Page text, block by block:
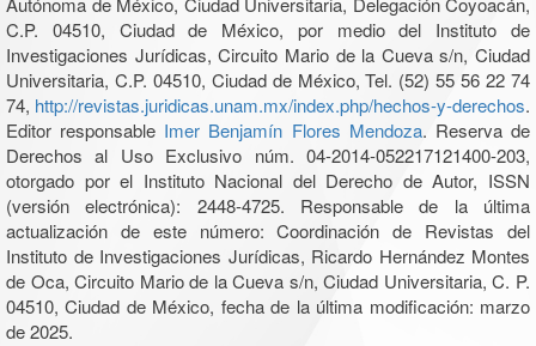
C.P. 04510, Ciudad de México, por medio del Instituto de
Investigaciones Jurídicas, Circuito Mario de la Cueva s/n, Ciudad
Universitaria, C.P. 04510, Ciudad de México, Tel. (52) 55 56 22 74
74, http://revistas.juridicas.unam.mx/index.php/hechos-y-derechos.
Editor responsable Imer Benjamín Flores Mendoza. Reserva de
Derechos al Uso Exclusivo núm. 04-2014-052217121400-203,
otorgado por el Instituto Nacional del Derecho de Autor, ISSN
(versión electrónica): 2448-4725. Responsable de la última
actualización de este número: Coordinación de Revistas del
Instituto de Investigaciones Jurídicas, Ricardo Hernández Montes
de Oca, Circuito Mario de la Cueva s/n, Ciudad Universitaria, C. P.
04510, Ciudad de México, fecha de la última modificación: marzo
de 2025.